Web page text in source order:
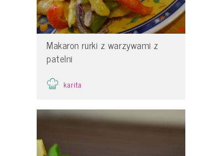
Makaron rurki z warzywami z
patelni
karita